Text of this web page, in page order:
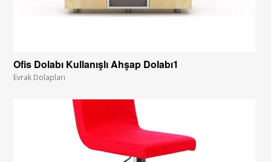
Ofis Dolabı Kullanışlı Ahşap Dolabı1
Evrak Dolapları